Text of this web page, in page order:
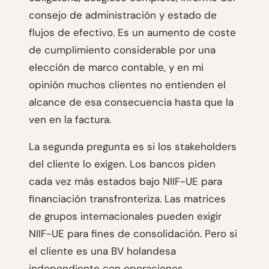
consejo de administración y estado de
flujos de efectivo. Es un aumento de coste
de cumplimiento considerable por una
elección de marco contable, y en mi
opinión muchos clientes no entienden el
alcance de esa consecuencia hasta que la
ven en la factura.
La segunda pregunta es si los stakeholders
del cliente lo exigen. Los bancos piden
cada vez más estados bajo NIIF-UE para
financiación transfronteriza. Las matrices
de grupos internacionales pueden exigir
NIIF-UE para fines de consolidación. Pero si
el cliente es una BV holandesa